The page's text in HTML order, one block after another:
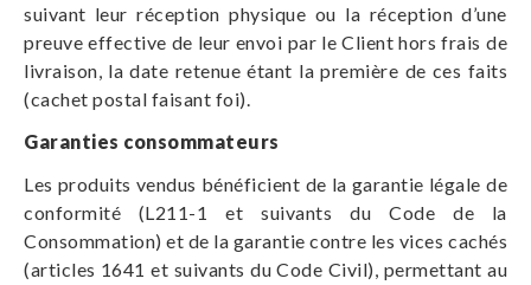
suivant leur réception physique ou la réception d’une
preuve effective de leur envoi par le Client hors frais de
livraison, la date retenue étant la première de ces faits
(cachet postal faisant foi).
Garanties consommateurs
Les produits vendus bénéficient de la garantie légale de
conformité (L211-1 et suivants du Code de la
Consommation) et de la garantie contre les vices cachés
(articles 1641 et suivants du Code Civil), permettant au